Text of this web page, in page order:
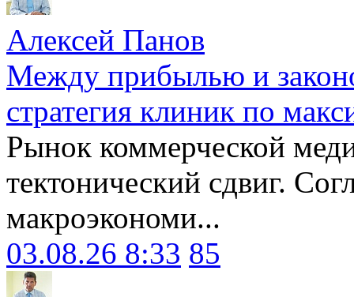
Алексей Панов
Между прибылью и
стратегия клиник по
Рынок коммерческой
тектонический сдвиг.
макроэкономи...
03.08.26 8:33 85